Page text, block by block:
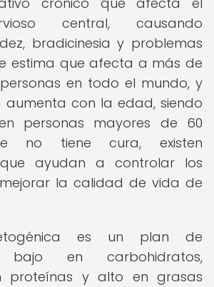
central, causando
bradicinesia y problemas
estima que afecta a más de
en todo el mundo, y
aumenta con la edad, siendo
personas mayores de 60
no tiene cura, existen
ayudan a controlar los
la calidad de vida de
es un plan de
bajo en carbohidratos,
proteínas y alto en grasas